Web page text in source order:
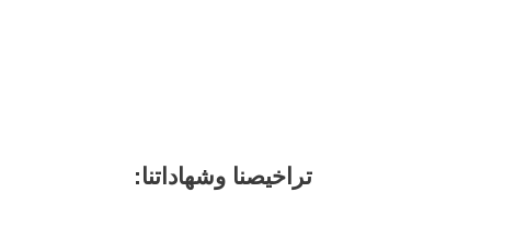
تراخيصنا وشهاداتنا: